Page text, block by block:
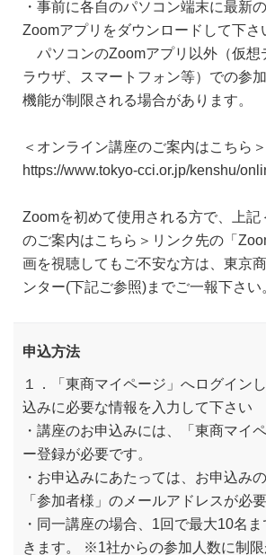
・事前に各自のパソコン端末に最新
Zoomアプリをダウンロードして下さ
パソコンのZoomアプリ以外（仮想
ラウザ、スマートフォン等）での参
機能が制限される場合があります。
＜オンライン講座のご案内はこちら＞
https://www.tokyo-cci.or.jp/kenshu/
Zoomを初めて使用される方で、上記
のご案内はこちら＞リンク先の「
画を視聴してもご不安な方は、東京
ンター(下記ご参照)までご一報下さい
申込方法
１．「東商マイページ」へログイン
込みに必要な情報を入力して下さい
・講座のお申込みには、「東商マイ
ー登録が必要です。
・お申込みにあたっては、お申込み
「参加者様」のメールアドレスが必要
・同一講座の場合、1回で最大10名
きます。 ※1社からの参加人数に制限